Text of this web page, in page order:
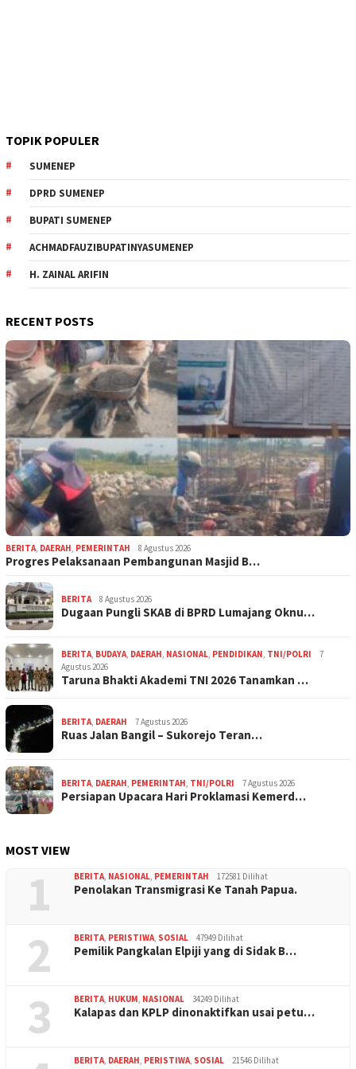
TOPIK POPULER
SUMENEP
DPRD SUMENEP
BUPATI SUMENEP
ACHMADFAUZIBUPATINYASUMENEP
H. ZAINAL ARIFIN
RECENT POSTS
BERITA, DAERAH, PEMERINTAH 8 Agustus 2026
Progres Pelaksanaan Pembangunan Masjid B…
BERITA 8 Agustus 2026
Dugaan Pungli SKAB di BPRD Lumajang Oknu…
BERITA, BUDAYA, DAERAH, NASIONAL, PENDIDIKAN, TNI/POLRI
7
Agustus 2026
Taruna Bhakti Akademi TNI 2026 Tanamkan …
BERITA, DAERAH 7 Agustus 2026
Ruas Jalan Bangil – Sukorejo Teran…
BERITA, DAERAH, PEMERINTAH, TNI/POLRI 7 Agustus 2026
Persiapan Upacara Hari Proklamasi Kemerd…
MOST VIEW
1 BERITA, NASIONAL, PEMERINTAH 172581 Dilihat
Penolakan Transmigrasi Ke Tanah Papua.
2 BERITA, PERISTIWA, SOSIAL 47949 Dilihat
Pemilik Pangkalan Elpiji yang di Sidak B…
3 BERITA, HUKUM, NASIONAL 34249 Dilihat
Kalapas dan KPLP dinonaktifkan usai petu…
BERITA, DAERAH, PERISTIWA, SOSIAL 21546 Dilihat